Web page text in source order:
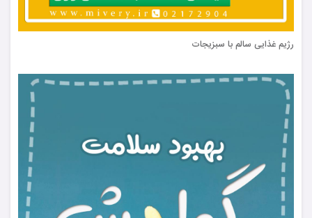
رژیم غذایی سالم با سبزیجات